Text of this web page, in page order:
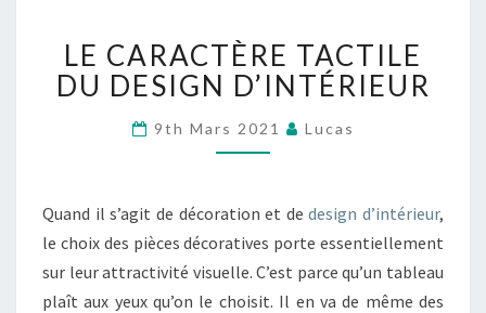
CARACTÈRE
TACTILE
DU
DESIGN
D’INTÉRIEUR
LE CARACTÈRE TACTILE
DU DESIGN D’INTÉRIEUR
9th Mars 2021 Lucas
Quand il s’agit de décoration et dedesign d’intérieur,
le choix des pièces décoratives porte essentiellement
sur leur attractivité visuelle. C’est parce qu’un tableau
plaît aux yeux qu’on le choisit. Il en va de même des